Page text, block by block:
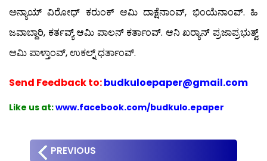
ಅನ್ಯಾಯ್ ವಿರೋಧ್ ಕರುಂಕ್ ಆಮಿ ದಾಕ್ಷೆನಾಂವ್, ಭಿಂಯೆನಾಂವ್. ಹಿ
ಜವಾಬ್ದಾರಿ, ಕರ್ತವ್ಯ್ ಆಮಿ ಪಾಲನ್ ಕರ್ತಾಂವ್. ಆನಿ ಖರ್‍ಯಾನ್ ಪ್ರಜಾಪ್ರಭುತ್ವ್
ಆಮಿ ಪಾಳ್ತಾಂವ್, ಉಕಲ್ನ್ ಧರ್ತಾಂವ್.
Send Feedback to:budkuloepaper@gmail.com
Like us at:www.facebook.com/budkulo.epaper
PREVIOUS